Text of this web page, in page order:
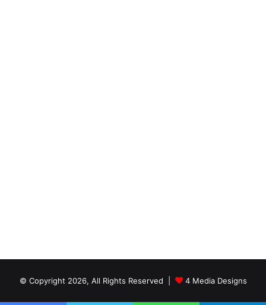
© Copyright 2026, All Rights Reserved | 4 Media Designs